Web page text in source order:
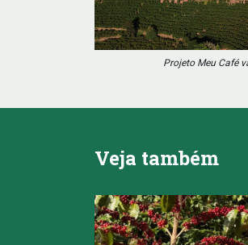
Projeto Meu Café
Veja também